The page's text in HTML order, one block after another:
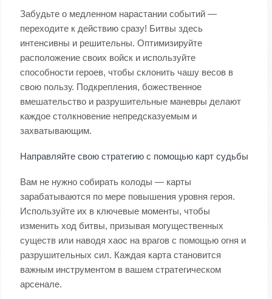
Забудьте о медленном нарастании событий —
переходите к действию сразу! Битвы здесь
интенсивны и решительны. Оптимизируйте
расположение своих войск и используйте
способности героев, чтобы склонить чашу весов в
свою пользу. Подкрепления, божественное
вмешательство и разрушительные маневры делают
каждое столкновение непредсказуемым и
захватывающим.
Направляйте свою стратегию с помощью карт судьбы
Вам не нужно собирать колоды — карты
зарабатываются по мере повышения уровня героя.
Используйте их в ключевые моменты, чтобы
изменить ход битвы, призывая могущественных
существ или наводя хаос на врагов с помощью огня и
разрушительных сил. Каждая карта становится
важным инструментом в вашем стратегическом
арсенале.